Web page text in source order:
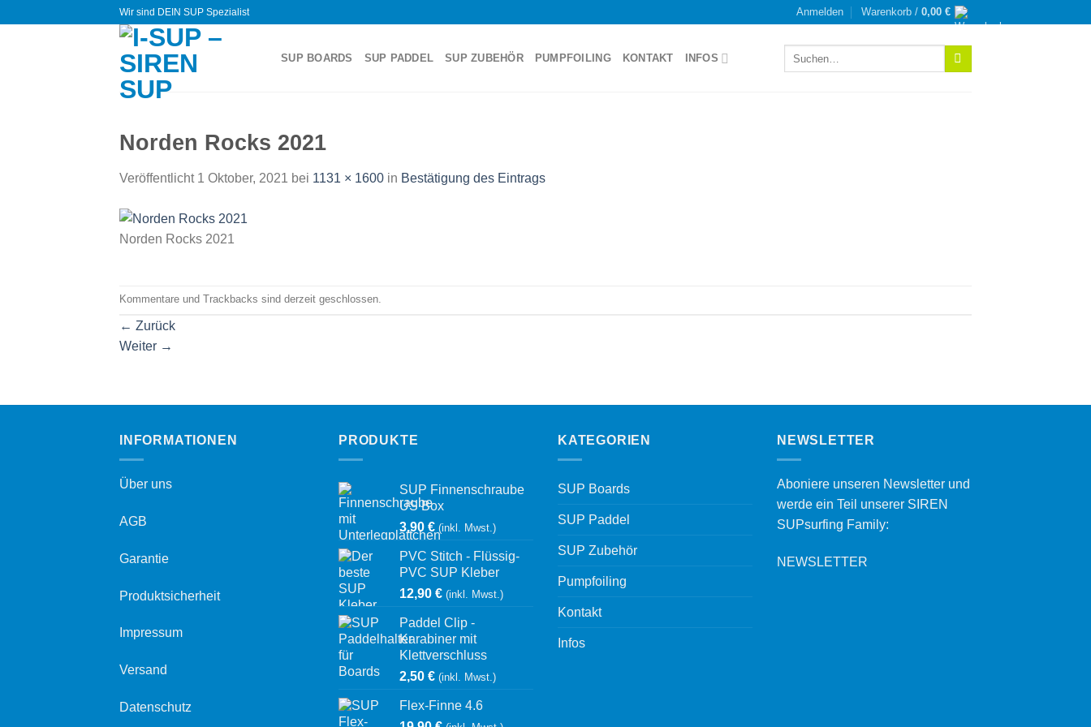
Wir sind DEIN SUP Spezialist Anmelden Warenkorb / 0,00 €
SUP BOARDS SUP PADDEL SUP ZUBEHÖR PUMPFOILING KONTAKT INFOS
Norden Rocks 2021
Veröffentlicht 1 Oktober, 2021 bei 1131 × 1600 in Bestätigung des Eintrags
Norden Rocks 2021
Kommentare und Trackbacks sind derzeit geschlossen.
← Zurück
Weiter →
INFORMATIONEN
Über uns
AGB
Garantie
Produktsicherheit
Impressum
Versand
Datenschutz
PRODUKTE
SUP Finnenschraube
US Box
3,90 € (inkl. Mwst.)
PVC Stitch - Flüssig-
PVC SUP Kleber
12,90 € (inkl. Mwst.)
Paddel Clip -
Karabiner mit
Klettverschluss
2,50 € (inkl. Mwst.)
Flex-Finne 4.6
KATEGORIEN
SUP Boards
SUP Paddel
SUP Zubehör
Pumpfoiling
Kontakt
Infos
NEWSLETTER
Aboniere unseren Newsletter und
werde ein Teil unserer SIREN
SUPsurfing Family:
NEWSLETTER